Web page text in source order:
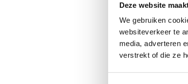
Deze website
We gebruiken
websiteverkeer te
media, adverteren
verstrekt of die ze
Made
Molenschot
Nijmegen